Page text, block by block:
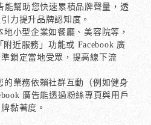
能幫助您快速累積品牌聲量，透
力提升品牌認知度。
小型企業如餐廳、美容院等，
附近服務」功能或 Facebook 廣
鎖定當地受眾，提高線下流
的業務依賴社群互動（例如健身
廣告能透過粉絲專頁與用戶
黏著度。